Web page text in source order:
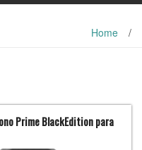
Home /
Prime BlackEdition para